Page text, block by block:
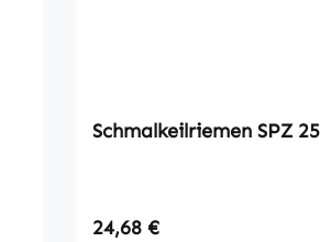
Schmalkeilriemen
Regulärer Preis:
24,68 €